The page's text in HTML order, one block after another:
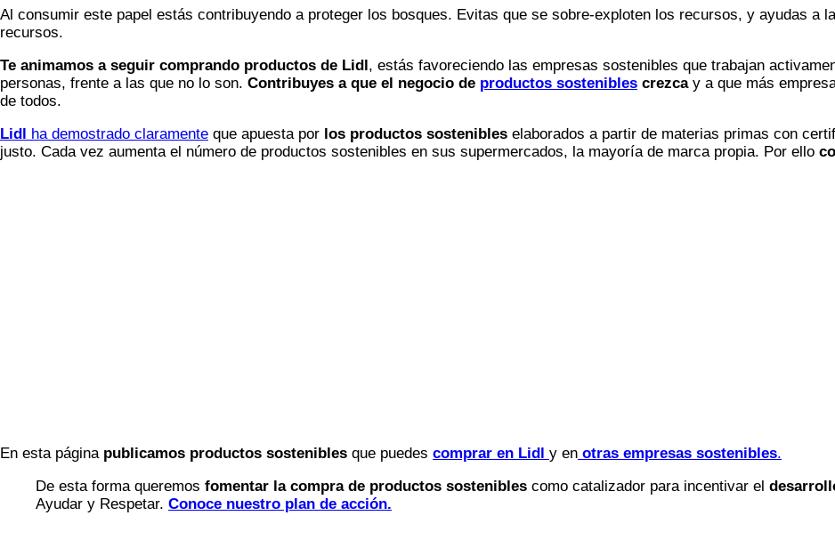
Al consumir este papel estás contribuyendo a proteger los bosques. Evitas que se sobre-exploten los recursos, y ayudas a
recursos.
Te animamos a seguir comprando productos de Lidl, estás favoreciendo las empresas sostenibles que trabajan
personas, frente a las que no lo son. Contribuyes a que el negocio de productos sostenibles crezcay a que más
de todos.
Lidl ha demostrado claramente que apuesta por los productos sostenibles elaborados a partir de materias primas con
justo. Cada vez aumenta el número de productos sostenibles en sus supermercados, la mayoría de marca propia. Por ello
En esta página publicamos productos sostenibles que puedes comprar en Lidl y en otras empresas sostenibles.
De esta forma queremos fomentar la compra de productos sostenibles como catalizador para incentivar el
Ayudar y Respetar. Conoce nuestro plan de acción.